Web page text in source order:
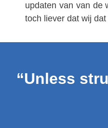
updaten van van de
toch liever dat wij
“Unless